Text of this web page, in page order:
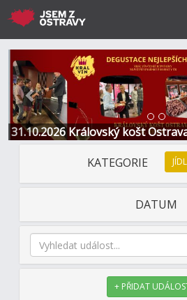
31.10.2026 Královský košt
Restaurace a Hotel
Předchozí
KATEGORIE
DATUM
+ PŘIDAT